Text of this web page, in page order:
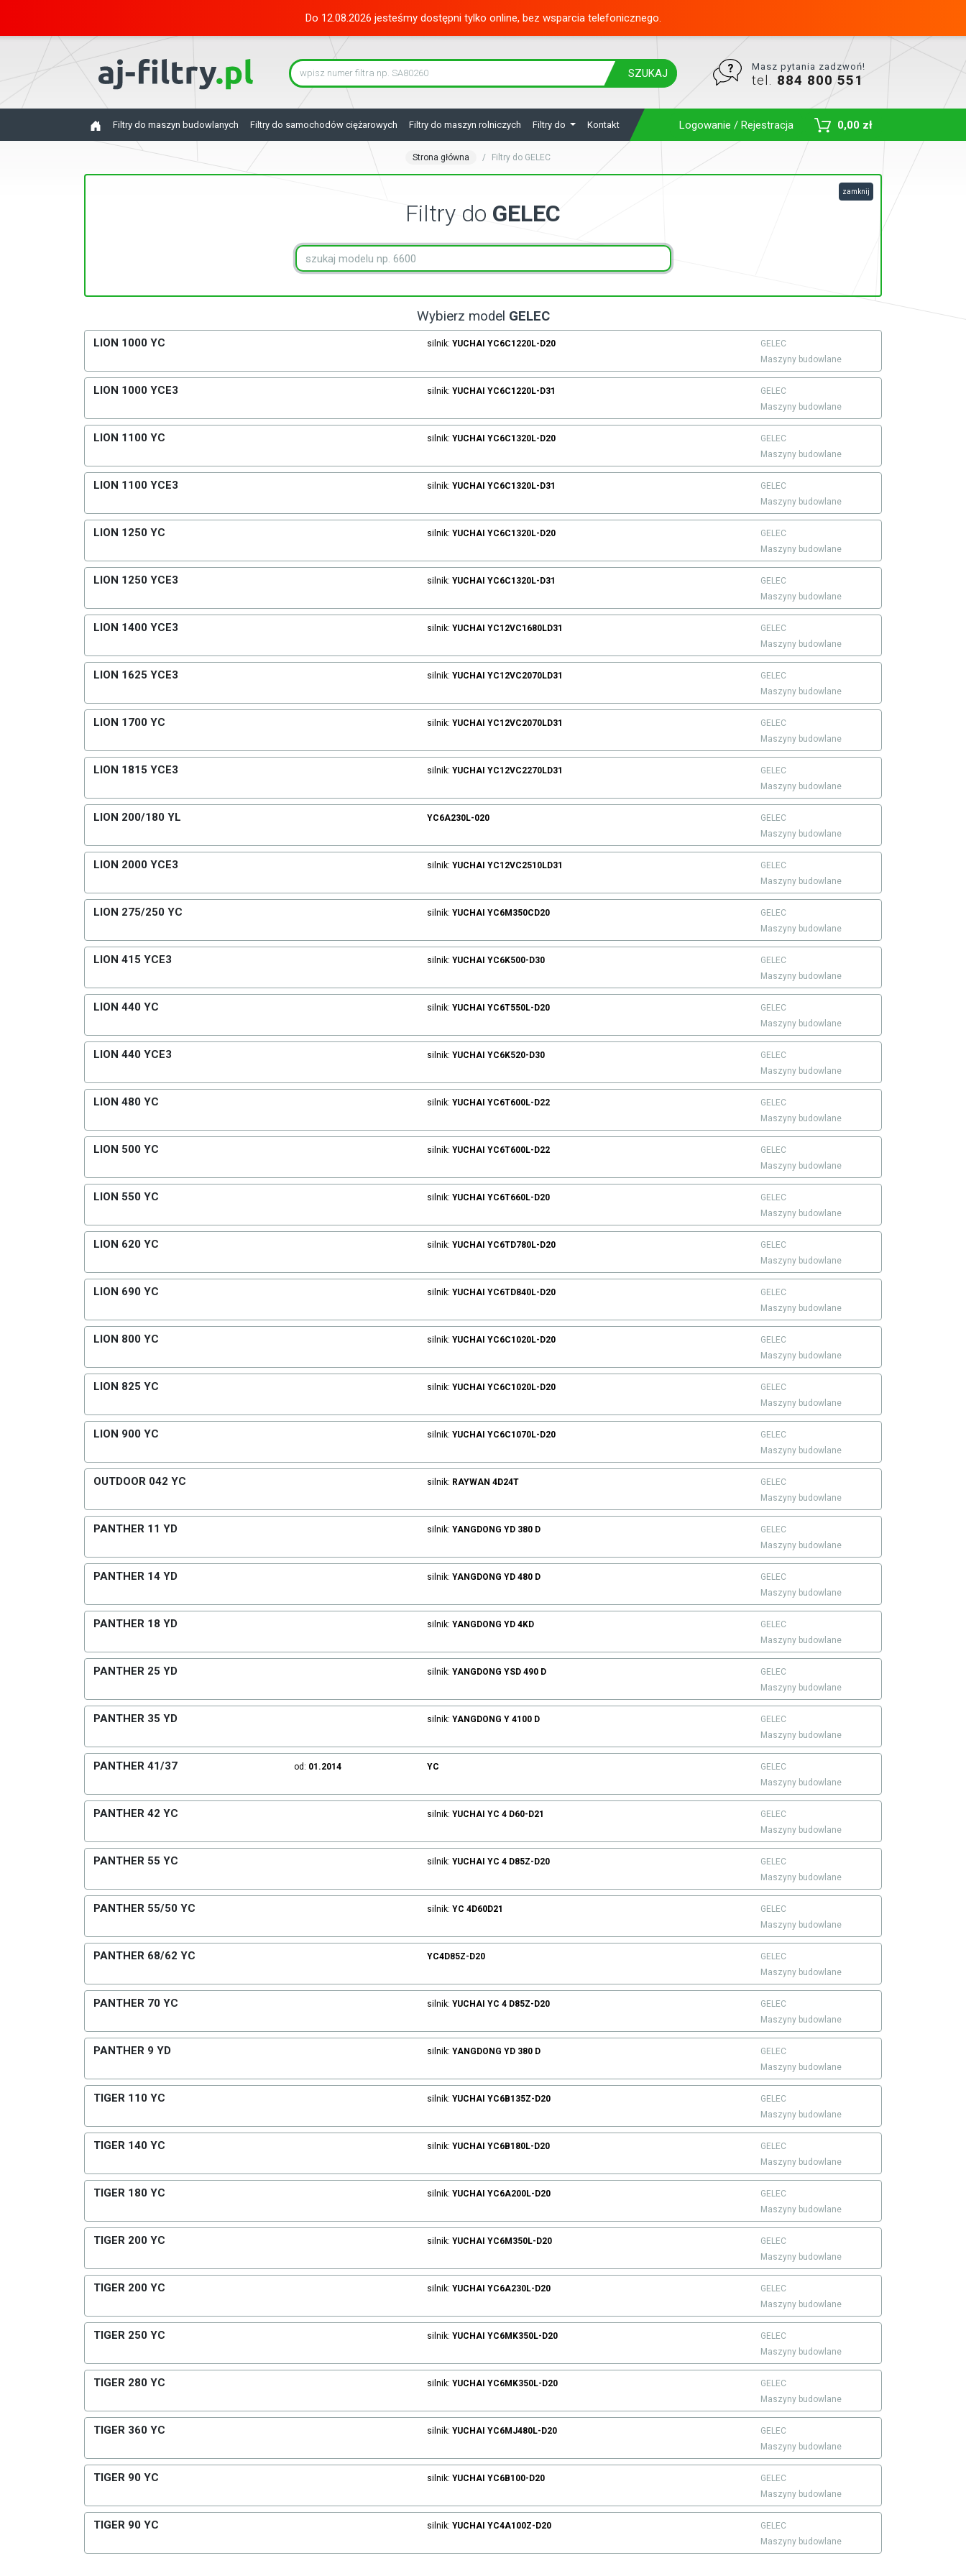
Do 12.08.2026 jesteśmy dostępni tylko online, bez wsparcia telefonicznego.
SZUKAJ
Masz pytania zadzwoń!
tel. 884 800 551
Filtry do maszyn budowlanych Filtry do samochodów ciężarowych Filtry do maszyn rolniczych Filtry do Kontakt Logowanie / Rejestracja 0,00 zł
Strona główna Filtry do GELEC
Filtry do GELEC
zamknij
Wybierz model GELEC
LION 1000 YC silnik:YUCHAI YC6C1220L-D20
GELEC
Maszyny budowlane
LION 1000 YCE3 silnik:YUCHAI YC6C1220L-D31
GELEC
Maszyny budowlane
LION 1100 YC silnik:YUCHAI YC6C1320L-D20
GELEC
Maszyny budowlane
LION 1100 YCE3 silnik:YUCHAI YC6C1320L-D31
GELEC
Maszyny budowlane
LION 1250 YC silnik:YUCHAI YC6C1320L-D20
GELEC
Maszyny budowlane
LION 1250 YCE3 silnik:YUCHAI YC6C1320L-D31
GELEC
Maszyny budowlane
LION 1400 YCE3 silnik:YUCHAI YC12VC1680LD31
GELEC
Maszyny budowlane
LION 1625 YCE3 silnik:YUCHAI YC12VC2070LD31
GELEC
Maszyny budowlane
LION 1700 YC silnik:YUCHAI YC12VC2070LD31
GELEC
Maszyny budowlane
LION 1815 YCE3 silnik:YUCHAI YC12VC2270LD31
GELEC
Maszyny budowlane
LION 200/180 YL YC6A230L-020
GELEC
Maszyny budowlane
LION 2000 YCE3 silnik:YUCHAI YC12VC2510LD31
GELEC
Maszyny budowlane
LION 275/250 YC silnik:YUCHAI YC6M350CD20
GELEC
Maszyny budowlane
LION 415 YCE3 silnik:YUCHAI YC6K500-D30
GELEC
Maszyny budowlane
LION 440 YC silnik:YUCHAI YC6T550L-D20
GELEC
Maszyny budowlane
LION 440 YCE3 silnik:YUCHAI YC6K520-D30
GELEC
Maszyny budowlane
LION 480 YC silnik:YUCHAI YC6T600L-D22
GELEC
Maszyny budowlane
LION 500 YC silnik:YUCHAI YC6T600L-D22
GELEC
Maszyny budowlane
LION 550 YC silnik:YUCHAI YC6T660L-D20
GELEC
Maszyny budowlane
LION 620 YC silnik:YUCHAI YC6TD780L-D20
GELEC
Maszyny budowlane
LION 690 YC silnik:YUCHAI YC6TD840L-D20
GELEC
Maszyny budowlane
LION 800 YC silnik:YUCHAI YC6C1020L-D20
GELEC
Maszyny budowlane
LION 825 YC silnik:YUCHAI YC6C1020L-D20
GELEC
Maszyny budowlane
LION 900 YC silnik:YUCHAI YC6C1070L-D20
GELEC
Maszyny budowlane
OUTDOOR 042 YC silnik: RAYWAN 4D24T
GELEC
Maszyny budowlane
PANTHER 11 YD silnik:YANGDONG YD 380 D
GELEC
Maszyny budowlane
PANTHER 14 YD silnik:YANGDONG YD 480 D
GELEC
Maszyny budowlane
PANTHER 18 YD silnik:YANGDONG YD 4KD
GELEC
Maszyny budowlane
PANTHER 25 YD silnik:YANGDONG YSD 490 D
GELEC
Maszyny budowlane
PANTHER 35 YD silnik:YANGDONG Y 4100 D
GELEC
Maszyny budowlane
PANTHER 41/37 od: 01.2014 YC
GELEC
Maszyny budowlane
PANTHER 42 YC silnik:YUCHAI YC 4 D60-D21
GELEC
Maszyny budowlane
PANTHER 55 YC silnik:YUCHAI YC 4 D85Z-D20
GELEC
Maszyny budowlane
PANTHER 55/50 YC silnik:YC 4D60D21
GELEC
Maszyny budowlane
PANTHER 68/62 YC YC4D85Z-D20
GELEC
Maszyny budowlane
PANTHER 70 YC silnik:YUCHAI YC 4 D85Z-D20
GELEC
Maszyny budowlane
PANTHER 9 YD silnik:YANGDONG YD 380 D
GELEC
Maszyny budowlane
TIGER 110 YC silnik:YUCHAI YC6B135Z-D20
GELEC
Maszyny budowlane
TIGER 140 YC silnik:YUCHAI YC6B180L-D20
GELEC
Maszyny budowlane
TIGER 180 YC silnik:YUCHAI YC6A200L-D20
GELEC
Maszyny budowlane
TIGER 200 YC silnik:YUCHAI YC6M350L-D20
GELEC
Maszyny budowlane
TIGER 200 YC silnik:YUCHAI YC6A230L-D20
GELEC
Maszyny budowlane
TIGER 250 YC silnik:YUCHAI YC6MK350L-D20
GELEC
Maszyny budowlane
TIGER 280 YC silnik:YUCHAI YC6MK350L-D20
GELEC
Maszyny budowlane
TIGER 360 YC silnik:YUCHAI YC6MJ480L-D20
GELEC
Maszyny budowlane
TIGER 90 YC silnik:YUCHAI YC6B100-D20
GELEC
Maszyny budowlane
TIGER 90 YC silnik:YUCHAI YC4A100Z-D20
GELEC
Maszyny budowlane